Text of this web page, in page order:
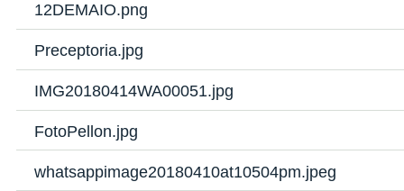
12DEMAIO.png
Preceptoria.jpg
IMG20180414WA00051.jpg
FotoPellon.jpg
whatsappimage20180410at10504pm.jpeg